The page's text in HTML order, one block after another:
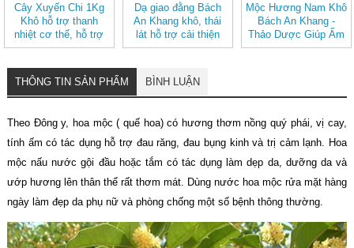
Cây Xuyến Chi 1Kg
Khô hỗ trợ thanh
nhiệt cơ thể, hỗ trợ
tiêu hóa BÁCH AN
Dạ giao đằng Bách
An Khang khô, thái
lát hỗ trợ cải thiện
giấc ngủ
Mộc Hương Nam Khô
Bách An Khang -
Thảo Dược Giúp Ấm
Bụng, Hành Khí,
THÔNG TIN SẢN PHẨM
BÌNH LUẬN
Theo Đông y, hoa mộc ( quế hoa) có hương thơm nồng quý phái, vị cay,
tính ấm có tác dụng hỗ trợ đau răng, đau bụng kinh và trị cảm lạnh. Hoa
mộc nấu nước gội đầu hoặc tắm có tác dụng làm dẹp da, dưỡng da và
ướp hương lên thân thể rất thơm mát. Dùng nước hoa mộc rửa mặt hàng
ngày làm đẹp da phụ nữ và phòng chống một số bệnh thông thường.